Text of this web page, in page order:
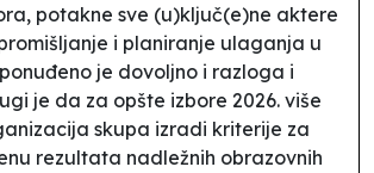
potakne sve (u)ključ(e)ne aktere
i planiranje ulaganja u
je dovoljno i razloga i
je da za opšte izbore 2026. više
skupa izradi kriterije za
rezultata nadležnih obrazovnih